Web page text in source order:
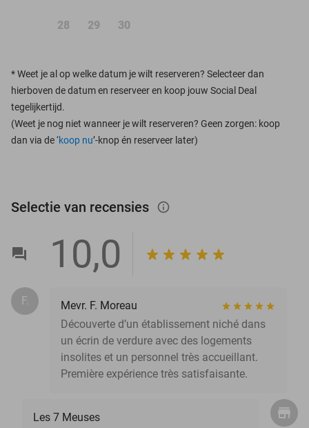
28 29 30
*Weet je al op welke datum je wilt reserveren? Selecteer dan
hierboven de datum en reserveer en koop jouw Social Deal
tegelijkertijd.
(Weet je nog niet wanneer je wilt reserveren? Geen zorgen: koop
dan via de ‘koop nu’-knop én reserveer later)
Selectie van recensies info_outlined
10,0
F.
Mevr. F. Moreau
Découverte d’un établissement niché dans
un écrin de verdure avec des logements
insolites et un personnel très accueillant.
Première expérience très satisfaisante.
Les 7 Meuses